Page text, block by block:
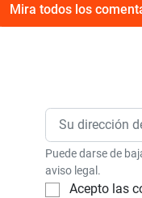
Mira todos los
Puede darse de
aviso legal.
Acepto las